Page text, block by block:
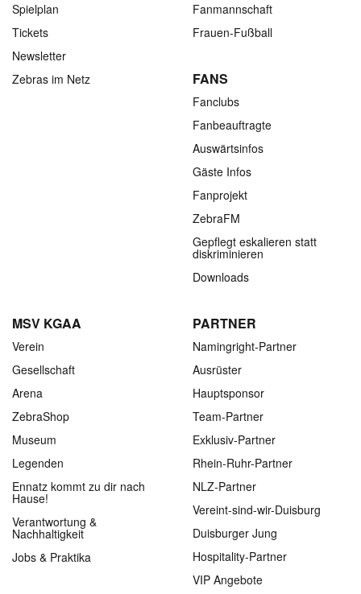
Spielplan
Tickets
Newsletter
Zebras im Netz
Fanmannschaft
Frauen-Fußball
FANS
Fanclubs
Fanbeauftragte
Auswärtsinfos
Gäste Infos
Fanprojekt
ZebraFM
Gepflegt eskalieren statt
diskriminieren
Downloads
MSV KGAA
Verein
Gesellschaft
Arena
ZebraShop
Museum
Legenden
Ennatz kommt zu dir nach
Hause!
Verantwortung &
Nachhaltigkeit
Jobs & Praktika
PARTNER
Namingright-Partner
Ausrüster
Hauptsponsor
Team-Partner
Exklusiv-Partner
Rhein-Ruhr-Partner
NLZ-Partner
Vereint-sind-wir-Duisburg
Duisburger Jung
Hospitality-Partner
VIP Angebote